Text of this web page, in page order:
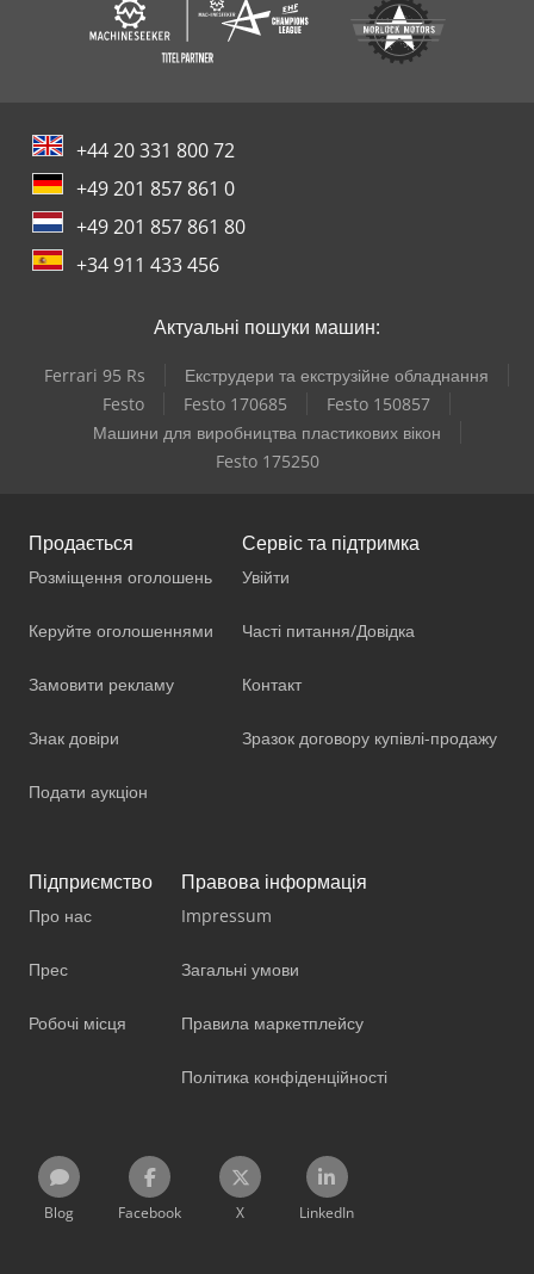
+44 20 331 800 72
+49 201 857 861 0
+49 201 857 861 80
+34 911 433 456
Актуальні пошуки машин:
Ferrari 95 Rs
Екструдери та екструзійне обладнання
Festo
Festo 170685
Festo 150857
Машини для виробництва пластикових вікон
Festo 175250
Продається
Розміщення оголошень
Керуйте оголошеннями
Замовити рекламу
Знак довіри
Подати аукціон
Сервіс та підтримка
Увійти
Часті питання/Довідка
Контакт
Зразок договору купівлі-продажу
Підприємство
Про нас
Прес
Робочі місця
Правова інформація
Impressum
Загальні умови
Правила маркетплейсу
Політика конфіденційності
Blog Facebook X LinkedIn